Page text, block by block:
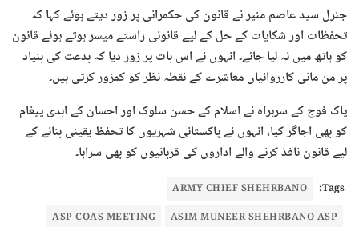
جنرل سید عاصم منیر نے قانون کی حکمرانی پر زور دیتے ہوئے کہا کہ
تحفظات اور شکایات کے حل کے لیے قانونی راستے میسر ہوتے ہوئے قانون
کو ہاتھ میں نہ لیا جائے۔ انہوں نے اس بات پر زور دیا کہ بدعت کی بنیاد
پر من مانی کارروائیاں معاشرے کے نقطہ نظر کو کمزور کرتی ہیں۔
پاک فوج کے سربراہ نے اسلام کے حسن سلوک اور احسان کے ابدی پیغام
کو بھی اجاگر کیا، انہوں نے پاکستانی شہریوں کا تحفظ یقینی بنانے کے
لیے قانون نافذ کرنے والے اداروں کی قربانیوں کو بھی سراہا۔
Tags:
ARMY CHIEF SHEHRBANO
ASIM MUNEER SHEHRBANO ASP
ASP COAS MEETING